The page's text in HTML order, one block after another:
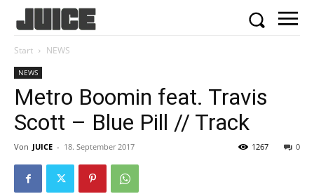
Start NEWS
NEWS
Metro Boomin feat. Travis
Scott – Blue Pill // Track
Von JUICE - 18. September 2017 0
1267